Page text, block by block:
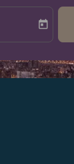
date-aria-label
today